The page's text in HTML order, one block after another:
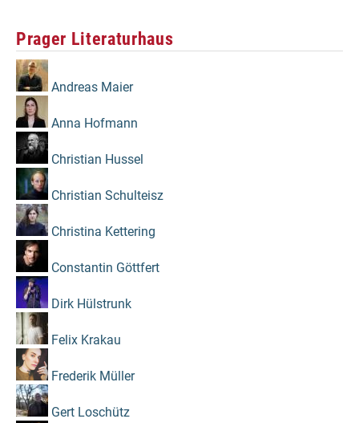
Prager Literaturhaus
Andreas Maier
Anna Hofmann
Christian Hussel
Christian Schulteisz
Christina Kettering
Constantin Göttfert
Dirk Hülstrunk
Felix Krakau
Frederik Müller
Gert Loschütz